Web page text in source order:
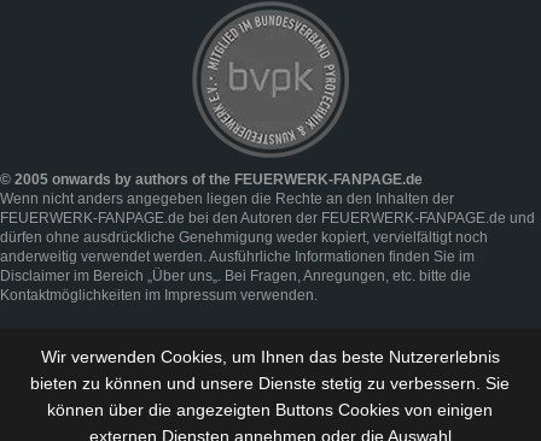
© 2005 onwards by authors of the FEUERWERK-FANPAGE.de
Wenn nicht anders angegeben liegen die Rechte an den Inhalten der
FEUERWERK-FANPAGE.de bei den Autoren der FEUERWERK-FANPAGE.de und
dürfen ohne ausdrückliche Genehmigung weder kopiert, vervielfältigt noch
anderweitig verwendet werden. Ausführliche Informationen finden Sie im
Disclaimer im Bereich „Über uns„. Bei Fragen, Anregungen, etc. bitte die
Kontaktmöglichkeiten im Impressum verwenden.
Wir verwenden Cookies, um Ihnen das beste Nutzererlebnis
bieten zu können und unsere Dienste stetig zu verbessern . Sie
können über die angezeigten Buttons Cookies von einigen
externen Diensten annehmen oder die Auswahl